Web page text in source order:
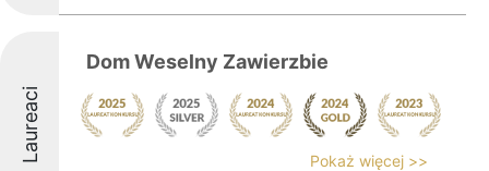
Laureaci
Dom Weselny Zawierzbie
Pokaż więcej >>